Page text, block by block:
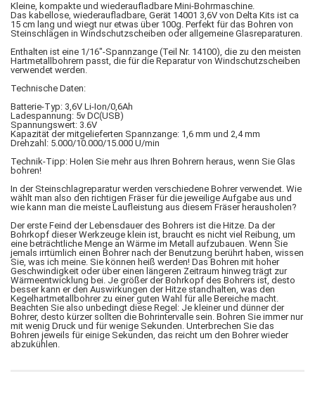
Kleine, kompakte und wiederaufladbare Mini-Bohrmaschine.
Das kabellose, wiederaufladbare, Gerät 14001 3,6V von Delta Kits ist ca
15 cm lang und wiegt nur etwas über 100g. Perfekt für das Bohren von
Steinschlägen in Windschutzscheiben oder allgemeine Glasreparaturen.
Enthalten ist eine 1/16″-Spannzange (Teil Nr. 14100), die zu den meisten
Hartmetallbohrern passt, die für die Reparatur von Windschutzscheiben
verwendet werden.
Technische Daten:
Batterie-Typ: 3,6V Li-Ion/0,6Ah
Ladespannung: 5v DC(USB)
Spannungswert: 3.6V
Kapazität der mitgelieferten Spannzange: 1,6 mm und 2,4 mm
Drehzahl: 5.000/10.000/15.000 U/min
Technik-Tipp: Holen Sie mehr aus Ihren Bohrern heraus, wenn Sie Glas
bohren!
In der Steinschlagreparatur werden verschiedene Bohrer verwendet. Wie
wählt man also den richtigen Fräser für die jeweilige Aufgabe aus und
wie kann man die meiste Laufleistung aus diesem Fräser herausholen?
Der erste Feind der Lebensdauer des Bohrers ist die Hitze. Da der
Bohrkopf dieser Werkzeuge klein ist, braucht es nicht viel Reibung, um
eine beträchtliche Menge an Wärme im Metall aufzubauen. Wenn Sie
jemals irrtümlich einen Bohrer nach der Benutzung berührt haben, wissen
Sie, was ich meine. Sie können heiß werden! Das Bohren mit hoher
Geschwindigkeit oder über einen längeren Zeitraum hinweg trägt zur
Wärmeentwicklung bei. Je größer der Bohrkopf des Bohrers ist, desto
besser kann er den Auswirkungen der Hitze standhalten, was den
Kegelhartmetallbohrer zu einer guten Wahl für alle Bereiche macht.
Beachten Sie also unbedingt diese Regel: Je kleiner und dünner der
Bohrer, desto kürzer sollten die Bohrintervalle sein. Bohren Sie immer nur
mit wenig Druck und für wenige Sekunden. Unterbrechen Sie das
Bohren jeweils für einige Sekunden, das reicht um den Bohrer wieder
abzukühlen.